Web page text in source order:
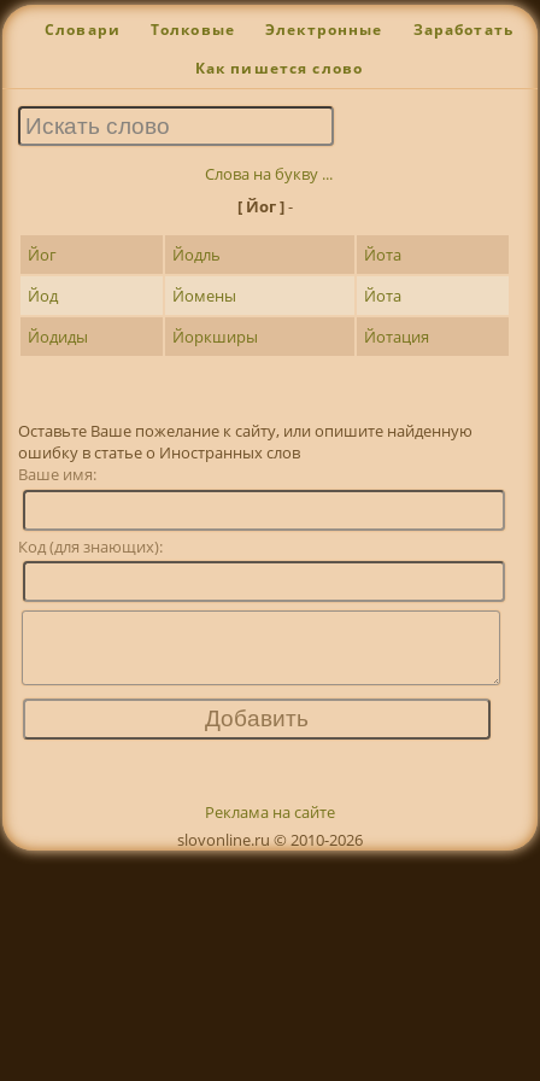
Словари Толковые Электронные Заработать
Как пишется слово
Слова на букву ...
[ Йог ]-
Йог Йодль
Йота
Йод
Йомены
Йота
Йодиды
Йоркширы Йотация
Оставьте Ваше пожелание к сайту, или опишите найденную
ошибку в статье о Иностранных слов
Ваше имя:
Код (для знающих):
Реклама на сайте
slovonline.ru © 2010-2026